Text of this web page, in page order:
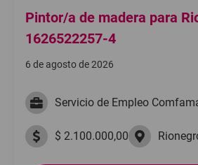
Pintor/a de madera para
1626522257-4
6 de agosto de 2026
Servicio de Empleo
$ 2.100.000,00